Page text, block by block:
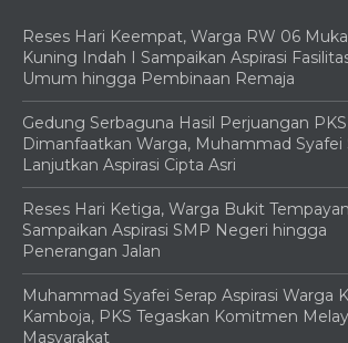
Reses Hari Keempat, Warga RW 06 Muka
Kuning Indah I Sampaikan Aspirasi
Umum hingga Pembinaan Remaja
Gedung Serbaguna Hasil Perjuangan
Dimanfaatkan Warga, Muhammad Syafei
Lanjutkan Aspirasi Cipta Asri
Reses Hari Ketiga, Warga Bukit Tempayan
Sampaikan Aspirasi SMP Negeri hingga
Penerangan Jalan
Muhammad Syafei Serap Aspirasi Warga
Kamboja, PKS Tegaskan Komitmen
Masyarakat